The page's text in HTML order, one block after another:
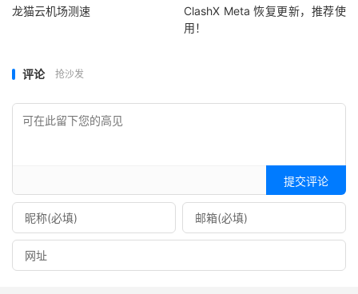
龙猫云机场测速
ClashX Meta 恢复更新，推荐使
用！
评论 抢沙发
提交评论